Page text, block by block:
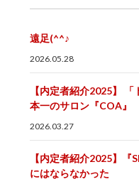
遠足(^^♪
2026.05.28
【内定者紹介2025】
本一のサロン『COA』
2026.03.27
【内定者紹介2025】
にはならなかった